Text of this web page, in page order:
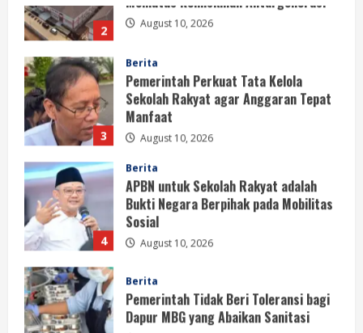
3
Berita
Pemerintah Perkuat Tata Kelola
Manfaat
August 10, 2026
Berita
APBN untuk Sekolah Rakyat adalah
Sosial
August 10, 2026
5
Berita
Pemerintah Tidak Beri Toleransi bagi
August 10, 2026
Berita